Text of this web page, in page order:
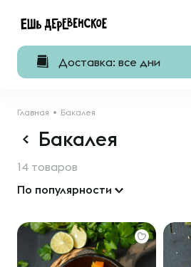
Доставка: все дни
Главная Бакалея
Бакалея
14 товаров
По популярности